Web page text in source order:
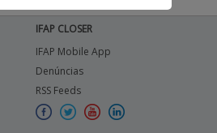
IFAP CLOSER
IFAP Mobile App
Denúncias
RSS Feeds